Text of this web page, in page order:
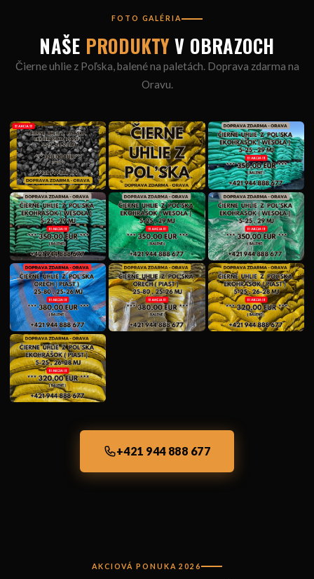
FOTO GALÉRIA
NAŠE PRODUKTY V OBRAZOCH
Čierne uhlie z Poľska, balené na paletách. Doprava zdarma na
Oravu.
+421 944 888 677
AKCIOVÁ PONUKA 2026